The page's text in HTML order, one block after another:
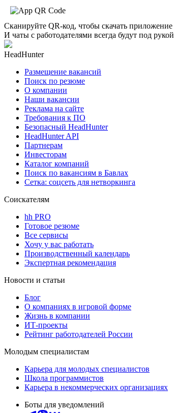
Сканируйте QR-код, чтобы скачать приложение
И чаты с работодателями всегда будут под рукой
HeadHunter
Размещение вакансий
Поиск по резюме
О компании
Наши вакансии
Реклама на сайте
Требования к ПО
Безопасный HeadHunter
HeadHunter API
Партнерам
Инвесторам
Каталог компаний
Поиск по вакансиям в Бавлах
Сетка: соцсеть для нетворкинга
Соискателям
hh PRO
Готовое резюме
Все сервисы
Хочу у вас работать
Производственный календарь
Экспертная рекомендация
Новости и статьи
Блог
О компаниях в игровой форме
Жизнь в компании
ИТ-проекты
Рейтинг работодателей России
Молодым специалистам
Карьера для молодых специалистов
Школа программистов
Карьера в некоммерческих организациях
Боты для уведомлений